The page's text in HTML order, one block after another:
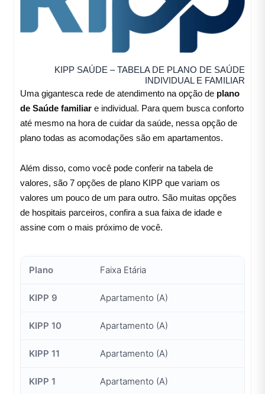
KIPP SAÚDE – TABELA DE PLANO DE SAÚDE
INDIVIDUAL E FAMILIAR
Uma gigantesca rede de atendimento na opção deplano
de Saúde familiar e individual. Para quem busca conforto
até mesmo na hora de cuidar da saúde, nessa opção de
plano todas as acomodações são em apartamentos.
Além disso, como você pode conferir na tabela de
valores, são 7 opções de plano KIPP que variam os
valores um pouco de um para outro. São muitas opções
de hospitais parceiros, confira a sua faixa de idade e
assine com o mais próximo de você.
Faixa Etária
Apartamento (A)
Apartamento (A)
Apartamento (A)
Apartamento (A)